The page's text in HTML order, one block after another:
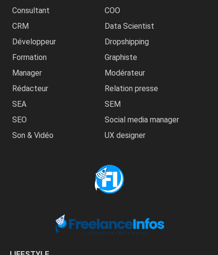
Consultant
COO
CRM
Data Scientist
Développeur
Dropshipping
Formation
Graphiste
Manager
Modérateur
Rédacteur
Relation presse
SEA
SEM
SEO
Social media manager
Son & Vidéo
UX designer